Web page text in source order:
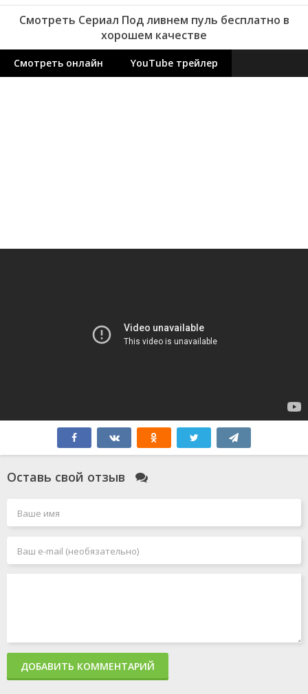
Смотреть Сериал Под ливнем пуль бесплатно в
хорошем качестве
Смотреть онлайн YouTube трейлер
Оставь свой отзыв
ДОБАВИТЬ КОММЕНТАРИЙ